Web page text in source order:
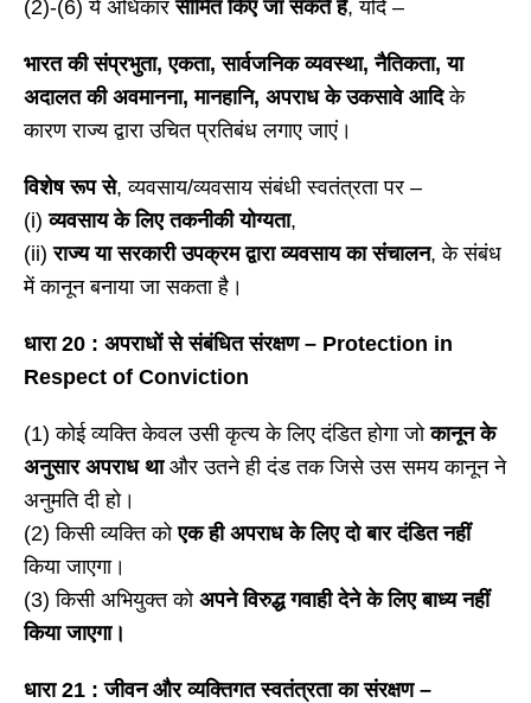
(2)-(6) ये अधिकारसीमित किए जा सकते हैं, यदि –
भारत की संप्रभुता, एकता, सार्वजनिक व्यवस्था, नैतिकता, या
अदालत की अवमानना, मानहानि, अपराध के उकसावे आदिके
कारण राज्य द्वारा उचित प्रतिबंध लगाए जाएं।
विशेष रूप से, व्यवसाय/व्यवसाय संबंधी स्वतंत्रता पर –
(i)व्यवसाय के लिए तकनीकी योग्यता,
(ii)राज्य या सरकारी उपक्रम द्वारा व्यवसाय का संचालन, के संबंध
में कानून बनाया जा सकता है।
धारा 20 : अपराधों से संबंधित संरक्षण – Protection in
Respect of Conviction
(1) कोई व्यक्ति केवल उसी कृत्य के लिए दंडित होगा जोकानून के
अनुसार अपराध थाऔर उतने ही दंड तक जिसे उस समय कानून ने
अनुमति दी हो।
(2) किसी व्यक्ति कोएक ही अपराध के लिए दो बार दंडित नहीं
किया जाएगा।
(3) किसी अभियुक्त को अपने विरुद्ध गवाही देने के लिए बाध्य नहीं
किया जाएगा।
धारा 21 : जीवन और व्यक्तिगत स्वतंत्रता का संरक्षण –